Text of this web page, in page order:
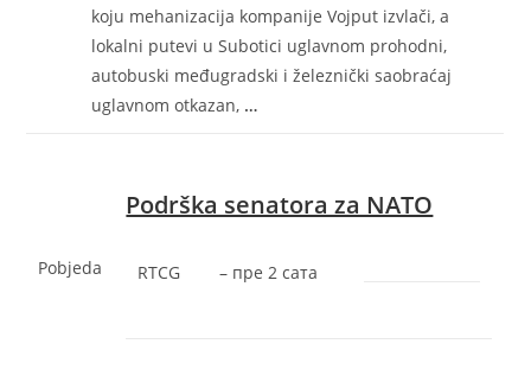
koju mehanizacija kompanije Vojput izvlači, a
lokalni putevi u Subotici uglavnom prohodni,
autobuski međugradski i železnički saobraćaj
uglavnom otkazan, …
Pobjeda
Podrška senatora za NATO
RTCG – ‎пре 2 сата‎